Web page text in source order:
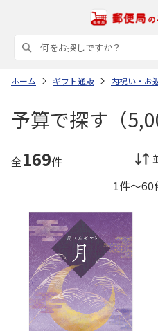
ホーム ギフト通販 内祝い・お
予算で探す（
全169件
1件～60